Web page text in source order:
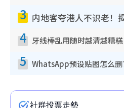
3
4
5